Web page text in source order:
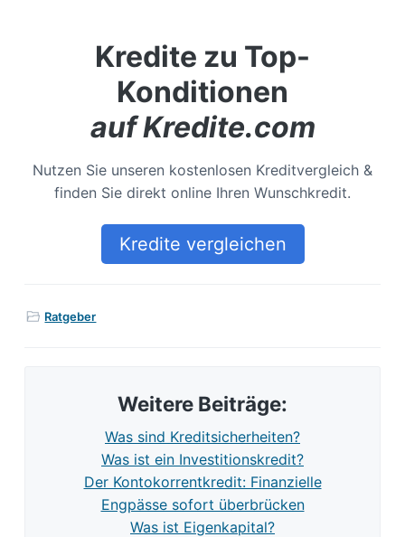
Kredite zu Top-
Konditionen
auf Kredite.com
Nutzen Sie unseren kostenlosen Kreditvergleich &
finden Sie direkt online Ihren Wunschkredit.
Kredite vergleichen
Ratgeber
Weitere Beiträge:
Was sind Kreditsicherheiten?
Was ist ein Investitionskredit?
Der Kontokorrentkredit: Finanzielle
Engpässe sofort überbrücken
Was ist Eigenkapital?